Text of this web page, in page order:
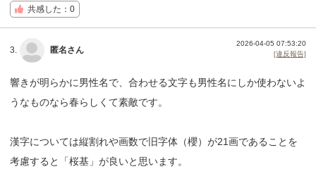
共感した：0
3. 匿名さん
2026-04-05 07:53:20
[違反報告]
響きが明らかに男性名で、合わせる文字も男性名にしか使わないよ
うなものなら春らしくて素敵です。
漢字については縦割れや画数で旧字体（櫻）が21画であることを
考慮すると「桜基」が良いと思います。